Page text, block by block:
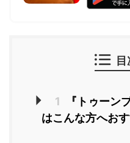
1
『トゥーン
はこんな方へおす